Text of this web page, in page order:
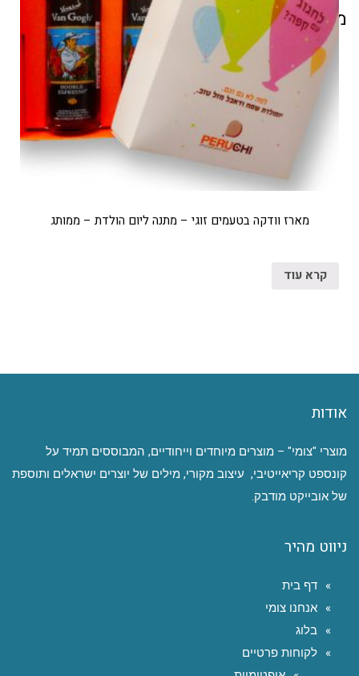
מוצרים קשורים
מארז וודקה בטעמים זוגי – מתנה ליום הולדת – ממותג
קרא עוד
אודות
מוצרי "צומי" – מוצרים מיוחדים וייחודיים, המבוססים תמיד על
קונספט קריאייטיבי, עיצוב מקורי, מילים של יוצרים ישראלים ותוספת
של אובייקט מודבק.
ניווט מהיר
דף בית
אנחנו צומי
בלוג
לקוחות פרטיים